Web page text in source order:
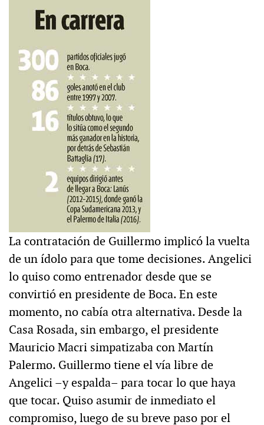
La contratación de Guillermo implicó la vuelta
de un ídolo para que tome decisiones. Angelici
lo quiso como entrenador desde que se
convirtió en presidente de Boca. En este
momento, no cabía otra alternativa. Desde la
Casa Rosada, sin embargo, el presidente
Mauricio Macri simpatizaba con Martín
Palermo. Guillermo tiene el vía libre de
Angelici –y espalda– para tocar lo que haya
que tocar. Quiso asumir de inmediato el
compromiso, luego de su breve paso por el